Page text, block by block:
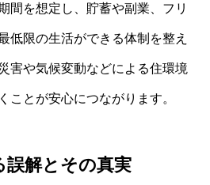
間を想定し、貯蓄や副業、フリ
低限の生活ができる体制を整え
害や気候変動などによる住環境
ことが安心につながります。
誤解とその真実